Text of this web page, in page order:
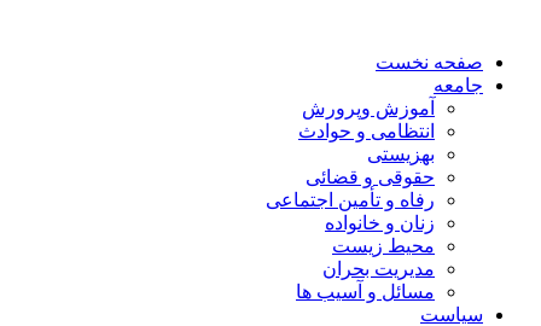
صفحه نخست
جامعه
آموزش وپرورش
انتظامی و حوادث
بهزیستی
حقوقی و قضائی
رفاه و تأمین اجتماعی
زنان و خانواده
محیط زیست
مدیریت بحران
مسائل و آسیب ها
سیاست